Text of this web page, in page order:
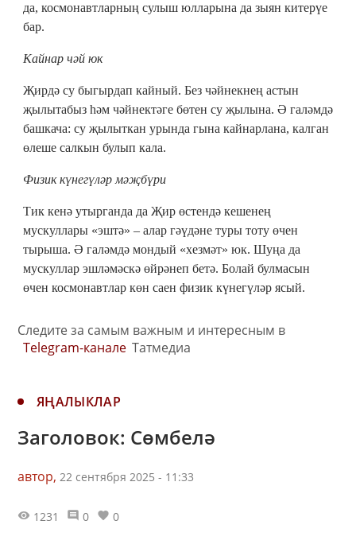
да, космонавтларның сулыш юлларына да зыян китерүе
бар.
Кайнар чәй юк
Җирдә су быгырдап кайный. Без чәйнекнең астын
җылытабыз һәм чәйнектәге бөтен су җылына. Ә галәмдә
башкача: су җылыткан урында гына кайнарлана, калган
өлеше салкын булып кала.
Физик күнегүләр мәҗбүри
Тик кенә утырганда да Җир өстендә кешенең
мускуллары «эштә» – алар гәүдәне туры тоту өчен
тырыша. Ә галәмдә мондый «хезмәт» юк. Шуңа да
мускуллар эшләмәскә өйрәнеп бетә. Болай булмасын
өчен космонавтлар көн саен физик күнегүләр ясый.
Следите за самым важным и интересным в
Telegram-канале Татмедиа
ЯҢАЛЫКЛАР
Заголовок: Сөмбелә
автор, 22 сентября 2025 - 11:33
1231 0 0